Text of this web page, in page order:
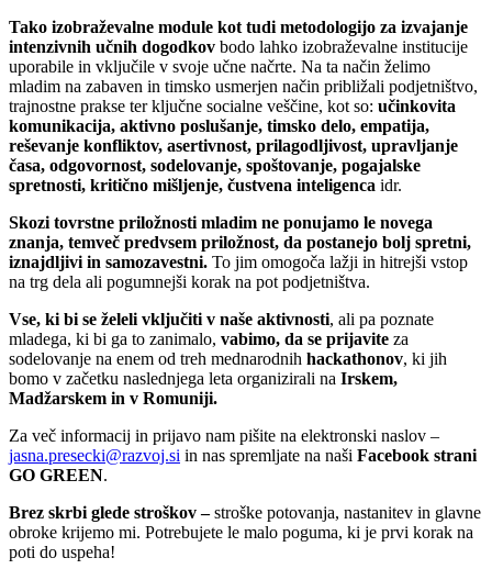
Tako izobraževalne module kot tudi metodologijo za izvajanje
intenzivnih učnih dogodkov bodo lahko izobraževalne institucije
uporabile in vključile v svoje učne načrte. Na ta način želimo
mladim na zabaven in timsko usmerjen način približali podjetništvo,
trajnostne prakse ter ključne socialne veščine, kot so: učinkovita
komunikacija, aktivno poslušanje, timsko delo, empatija,
reševanje konfliktov, asertivnost, prilagodljivost, upravljanje
časa, odgovornost, sodelovanje, spoštovanje, pogajalske
spretnosti, kritično mišljenje, čustvena inteligenca idr.
Skozi tovrstne priložnosti mladim ne ponujamo le novega
znanja, temveč predvsem priložnost, da postanejo bolj spretni,
iznajdljivi in samozavestni. To jim omogoča lažji in hitrejši vstop
na trg dela ali pogumnejši korak na pot podjetništva.
Vse, ki bi se želeli vključiti v naše aktivnosti, ali pa poznate
mladega, ki bi ga to zanimalo, vabimo, da se prijavite za
sodelovanje na enem od treh mednarodnih hackathonov, ki jih
bomo v začetku naslednjega leta organizirali na Irskem,
Madžarskem in v Romuniji.
Za več informacij in prijavo nam pišite na elektronski naslov –
jasna.presecki@razvoj.si in nas spremljate na naši Facebook strani
GO GREEN.
Brez skrbi glede stroškov –stroške potovanja, nastanitev in glavne
obroke krijemo mi. Potrebujete le malo poguma, ki je prvi korak na
poti do uspeha!